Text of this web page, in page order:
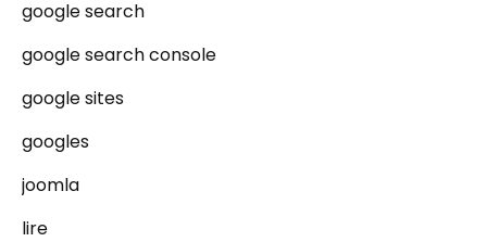
google search
google search console
google sites
googles
joomla
lire